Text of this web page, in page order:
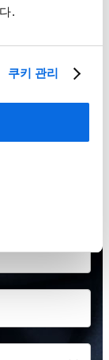
.
쿠키 관리